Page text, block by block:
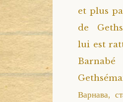
et plus
de
lui est
Варнава,